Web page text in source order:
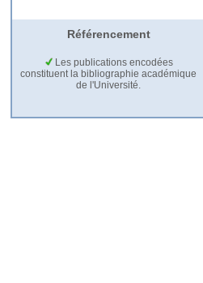
Référencement
Les publications encodées
constituent la bibliographie académique
de l'Université.